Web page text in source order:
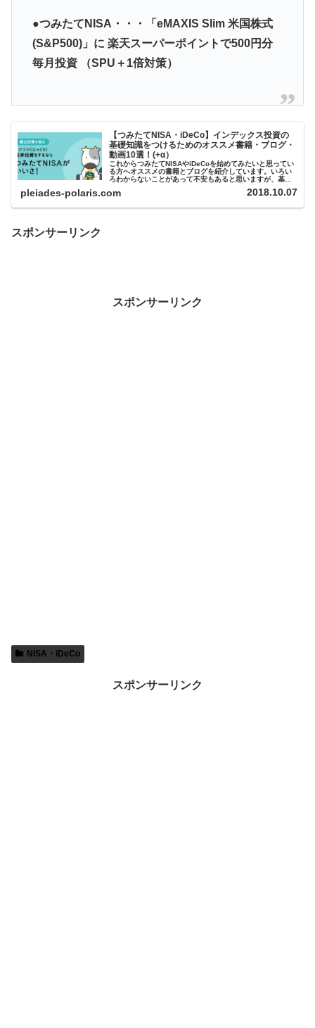
●つみたてNISA・・・「 eMAXIS Slim 米国株式
(S&P500)」に 楽天スーパーポイントで500円分
毎月投資（SPU＋1倍対策）
【つみたてNISA・iDeCo】インデックス投資の
基礎知識をつけるためのオススメ書籍・ブログ・
動画10選！(+α）
これからつみたてNISAやiDeCoを始めてみたいと思ってい
る方へオススメの書籍とブログを紹介しています。いろい
ろわからないことがあって不安もあると思いますが、基礎
す。
pleiades-polaris.com 2018.10.07
スポンサーリンク
スポンサーリンク
NISA・iDeCo
スポンサーリンク